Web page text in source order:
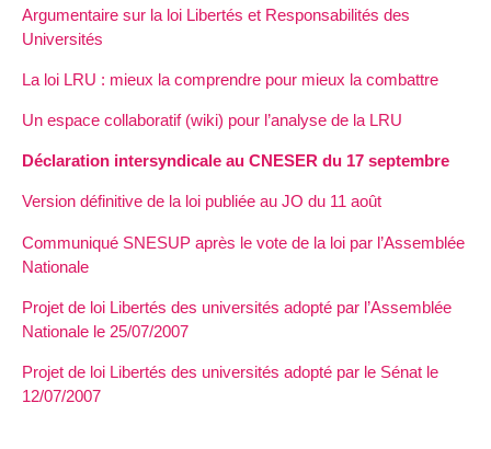
Argumentaire sur la loi Libertés et Responsabilités des
Universités
La loi LRU : mieux la comprendre pour mieux la combattre
Un espace collaboratif (wiki) pour l’analyse de la LRU
Déclaration intersyndicale au CNESER du 17 septembre
Version définitive de la loi publiée au JO du 11 août
Communiqué SNESUP après le vote de la loi par l’Assemblée
Nationale
Projet de loi Libertés des universités adopté par l’Assemblée
Nationale le 25/07/2007
Projet de loi Libertés des universités adopté par le Sénat le
12/07/2007